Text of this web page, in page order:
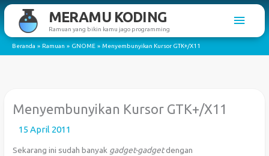
Lewati
konten
MERAMU KODING
Ramuan yang bikin kamu jago programming
Menu
Beranda Ramuan GNOME Menyembunyikan Kursor GTK+/X11
Menyembunyikan Kursor GTK+/X11
15 April 2011
Sekarang ini sudah banyak gadget-gadgetdengan